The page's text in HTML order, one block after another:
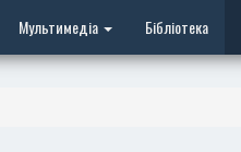
Мультимедіа Бібліотека